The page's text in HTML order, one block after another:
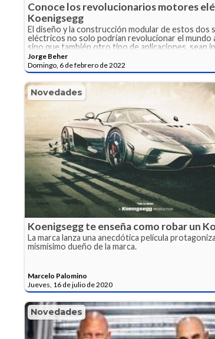
Conoce los revolucionarios motores
Koenigsegg
El diseño y la construcción modular de estos dos
eléctricos no solo podrían revolucionar el mundo
sino que también otro tipo de aplicaciones, sean
de transporte.
Jorge Beher
Domingo, 6 de febrero de 2022
Novedades
Koenigsegg te enseña como robar un
La marca lanza una anecdótica película
mismísimo dueño de la marca.
Marcelo Palomino
Jueves, 16 de julio de 2020
Novedades